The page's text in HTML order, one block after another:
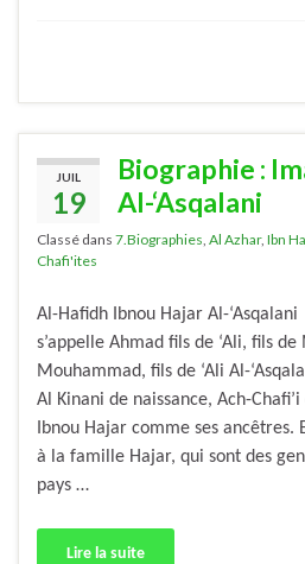
JUIL
19
Biographie :
Al-‘Asqalani
Classé dans 7.Biographies Al Azhar, Ibn
Chafi'ites
Al-Hafidh Ibnou Hajar Al-
s’appelle Ahmad fils de ‘Ali, fils
Mouhammad, fils de ‘Ali Al-
Al Kinani de naissance, Ach-
Ibnou Hajar comme ses
à la famille Hajar, qui sont des
pays …
Lire la suite